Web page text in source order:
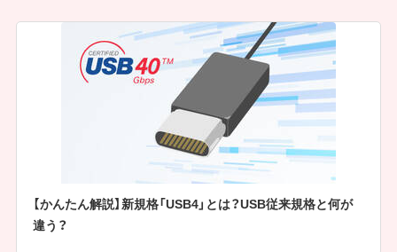
【かんたん解説】新規格「USB4」とは？USB従来規格と何が
違う？